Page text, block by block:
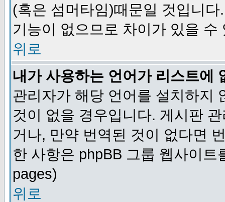
(혹은 섬머타임)때문일 것입니
기능이 없으므로 차이가 있을 수
위로
내가 사용하는 언어가 리스트에
관리자가 해당 언어를 설치하지
것이 없을 경우입니다. 게시판
거나, 만약 번역된 것이 없다면
한 사항은 phpBB 그룹 웹사이
pages)
위로